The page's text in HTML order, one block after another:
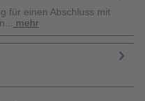
für einen Abschluss mit
mehr